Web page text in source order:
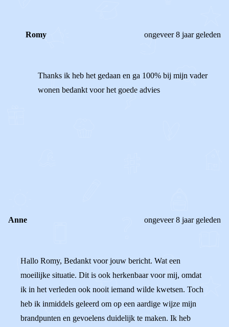
Romy ongeveer 8 jaar geleden
Thanks ik heb het gedaan en ga 100% bij mijn vader
wonen bedankt voor het goede advies
Anne ongeveer 8 jaar geleden
Hallo Romy, Bedankt voor jouw bericht. Wat een
moeilijke situatie. Dit is ook herkenbaar voor mij, omdat
ik in het verleden ook nooit iemand wilde kwetsen. Toch
heb ik inmiddels geleerd om op een aardige wijze mijn
brandpunten en gevoelens duidelijk te maken. Ik heb